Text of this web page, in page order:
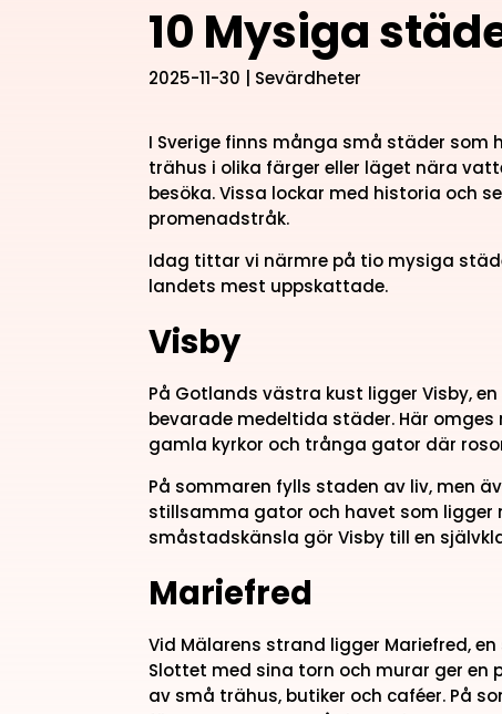
10 Mysiga
2025-11-30 Sevärdheter
I Sverige finns många små städer som
trähus i olika färger eller läget nära
besöka. Vissa lockar med historia och
promenadstråk.
Idag tittar vi närmre på tio mysiga
landets mest uppskattade.
Visby
På Gotlands västra kust ligger Visby,
bevarade medeltida städer. Här
gamla kyrkor och trånga gator där
På sommaren fylls staden av liv, men
stillsamma gator och havet som ligger
småstadskänsla gör Visby till en
Mariefred
Vid Mälarens strand ligger Mariefred,
Slottet med sina torn och murar ger
av små trähus, butiker och caféer. På